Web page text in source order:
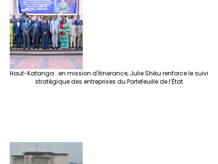
Haut-Katanga : en mission d'itinerance, Julie Shiku renforce le suivi
stratégique des entreprises du Portefeuille de l’État